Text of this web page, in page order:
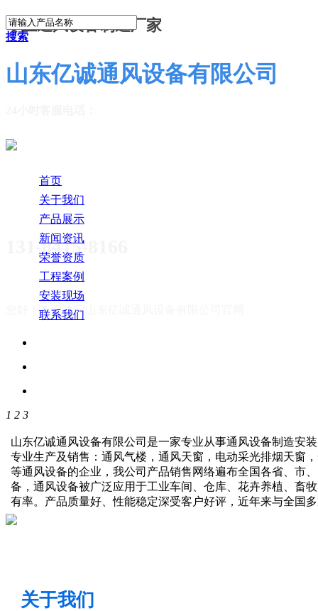
专业通风设备制造厂家
山东亿诚通风设备有限公司
131-8415-8166
您好！欢迎访问
搜索
首页
关于我们
产品展示
新闻资讯
荣誉资质
工程案例
安装现场
联系我们
1 2 3
山东亿诚通风设备有限公司是一家专业从事通风设备制造安
专业生产及销售：通风气楼，通风天窗，电动采光排烟天窗
等通风设备的企业，我公司产品销售网络遍布全国各省、市
备，通风设备被广泛应用于工业车间、仓库、花卉养植、畜
有率。产品质量好、性能稳定深受客户好评，近年来与全国
关于我们